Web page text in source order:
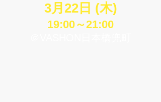
3月22日 (木)
19:00～21:00